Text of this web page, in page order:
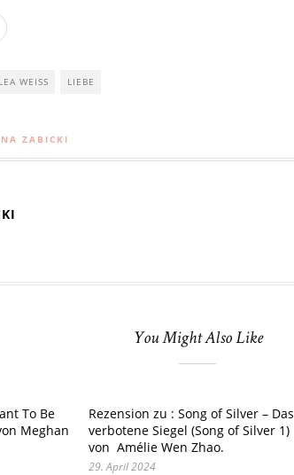
LEA WEISS LIEBE
ZABICKI
You Might Also Like
To Be
Meghan
Rezension zu : Song of Silver – Das
verbotene Siegel (Song of Silver 1)
von Amélie Wen Zhao.
29. April 2024